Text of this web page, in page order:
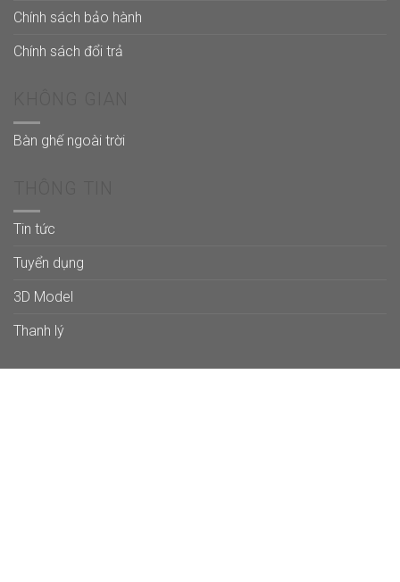
Chính sách bảo hành
Chính sách đổi trả
Bàn ghế ngoài trời
Tin tức
Tuyển dụng
3D Model
Thanh lý